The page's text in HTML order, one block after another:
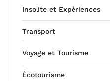
Insolite et Expériences
Transport
Voyage et Tourisme
Écotourisme